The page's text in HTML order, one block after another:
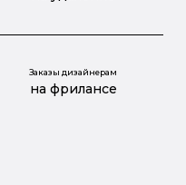
Заказы дизайнерам
на фрилансе